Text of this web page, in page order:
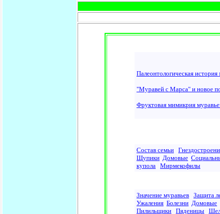
Палеонтологическая история
"Муравей с Марса" и новое
Фруктовая мимикрия
Состав семьи
Щупики Домовые
купола
Мирмекофилы
Значение муравьев
Защита
Ужаления Болезни Домовые
Пилильщики
Пяденицы